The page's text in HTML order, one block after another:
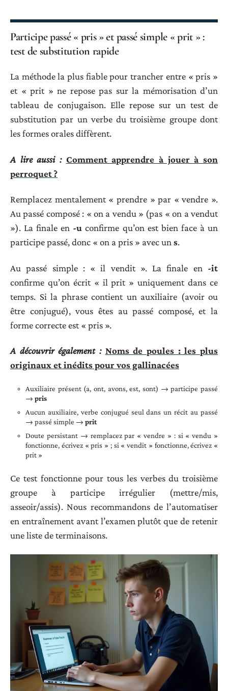
Participe passé « pris » et passé simple « prit » :
test de substitution rapide
La méthode la plus fiable pour trancher entre « pris »
et « prit » ne repose pas sur la mémorisation d’un
tableau de conjugaison. Elle repose sur un test de
substitution par un verbe du troisième groupe dont
les formes orales diffèrent.
A lire aussi : Comment apprendre à jouer à son
perroquet ?
Remplacez mentalement « prendre » par « vendre ».
Au passé composé : « on a vendu » (pas « on a vendut
»). La finale en -u confirme qu’on est bien face à un
participe passé, donc « on a pris » avec uns.
Au passé simple : « il vendit ». La finale en -it
confirme qu’on écrit « il prit » uniquement dans ce
temps. Si la phrase contient un auxiliaire (avoir ou
être conjugué), vous êtes au passé composé, et la
forme correcte est « pris ».
A découvrir également : Noms de poules : les plus
originaux et inédits pour vos gallinacées
Auxiliaire présent (a, ont, avons, est, sont) → participe passé
→ pris
Aucun auxiliaire, verbe conjugué seul dans un récit au passé
→ passé simple → prit
Doute persistant → remplacez par « vendre » : si « vendu »
fonctionne, écrivez « pris » ; si « vendit » fonctionne, écrivez «
prit »
Ce test fonctionne pour tous les verbes du troisième
groupe à participe irrégulier (mettre/mis,
asseoir/assis). Nous recommandons de l’automatiser
en entraînement avant l’examen plutôt que de retenir
une liste de terminaisons.